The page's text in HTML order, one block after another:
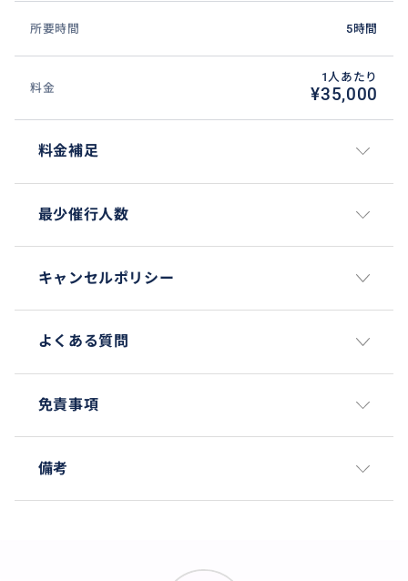
所要時間 5時間
料金
1人あたり
¥35,000
料金補足
最少催行人数
キャンセルポリシー
よくある質問
免責事項
備考